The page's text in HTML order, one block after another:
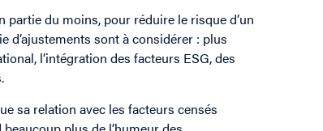
du moins, pour réduire le risque d’un
d’ajustements sont à considérer : plus
l’intégration des facteurs ESG, des
sa relation avec les facteurs censés